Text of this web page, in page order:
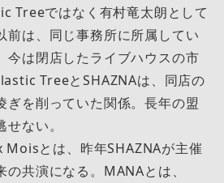
Treeではなく有村竜太朗として
前は、同じ事務所に所属してい
今は閉店したライブハウスの市
TreeとSHAZNAは、同店の
ぎを削っていた関係。長年の盟
ない。
とは、昨年SHAZNAが主催
の共演になる。MANAとは、